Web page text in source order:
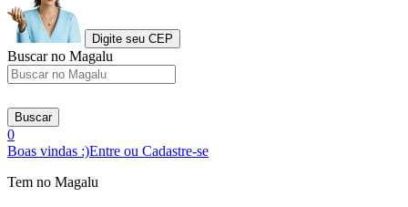
Digite seu CEP
Buscar no Magalu
Buscar
0
Boas vindas :)Entre ou Cadastre-se
Tem no Magalu